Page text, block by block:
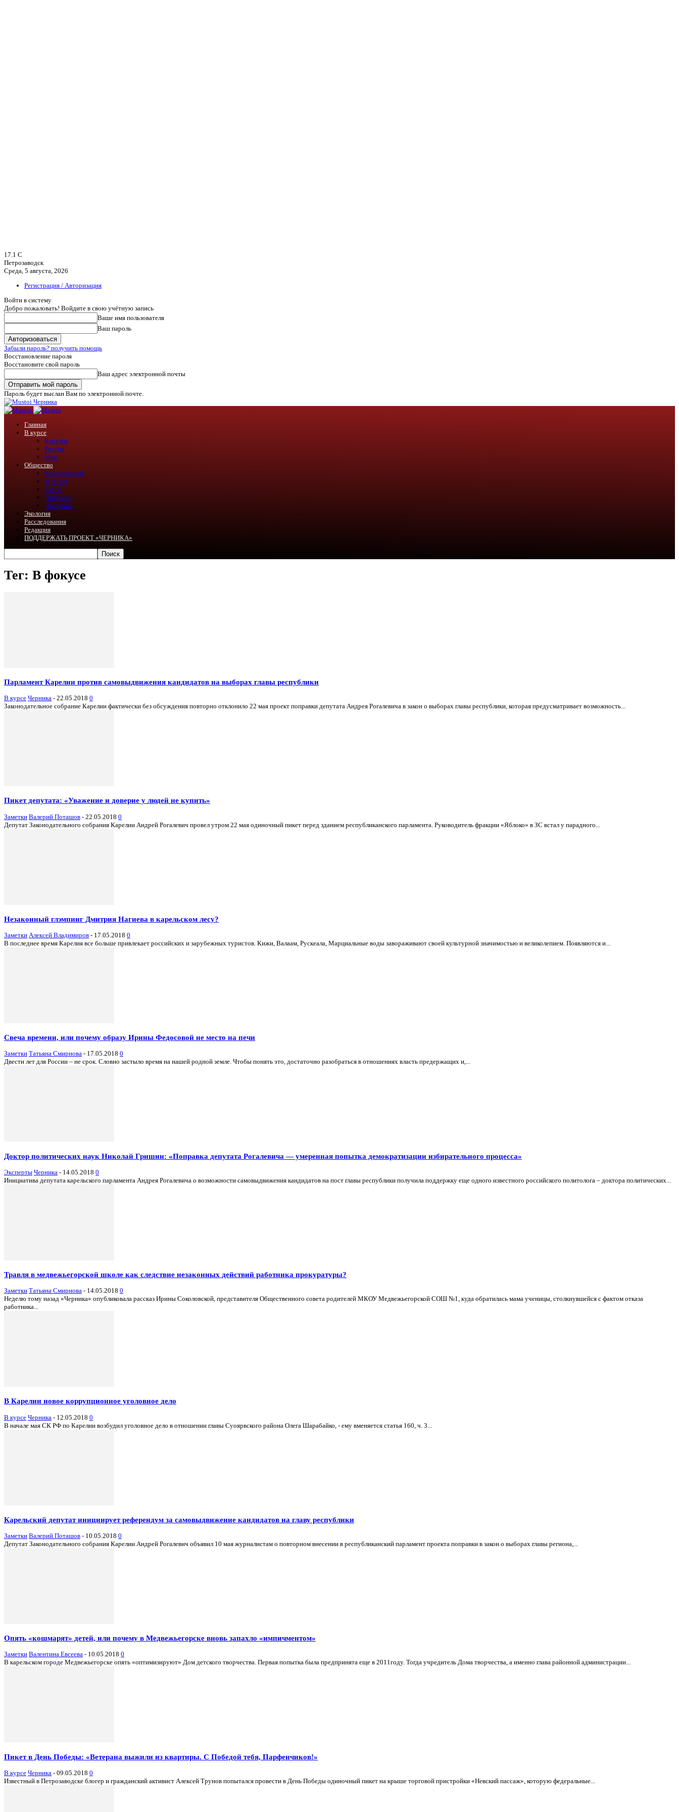
17.1 C
Петрозаводск
Среда, 5 августа, 2026
Регистрация / Авторизация
Войти в систему
Добро пожаловать! Войдите в свою учётную запись
Ваше имя пользователя
Ваш пароль
Забыли пароль? получить помощь
Восстановление пароля
Восстановите свой пароль
Ваш адрес электронной почты
Пароль будет выслан Вам по электронной почте.
Черника
Главная
В курсе
Карелия
Россия
Мир
Общество
Комментарии
Мнения
Блоги
Перепост
Эксперты
Экология
Расследования
Редакция
ПОДДЕРЖАТЬ ПРОЕКТ «ЧЕРНИКА»
Тег: В фокусе
Парламент Карелии против самовыдвижения кандидатов на выборах главы республики
В курсе Черника - 22.05.2018 0
Законодательное собрание Карелии фактически без обсуждения повторно отклонило 22 мая проект поправки депутата Андрея Рогалевича в закон о выборах главы республики, которая предусматривает возможность...
Пикет депутата: «Уважение и доверие у людей не купить»
Заметки Валерий Поташов - 22.05.2018 0
Депутат Законодательного собрания Карелии Андрей Рогалевич провел утром 22 мая одиночный пикет перед зданием республиканского парламента. Руководитель фракции «Яблоко» в ЗС встал у парадного...
Незаконный глэмпинг Дмитрия Нагиева в карельском лесу?
Заметки Алексей Владимиров - 17.05.2018 0
В последнее время Карелия все больше привлекает российских и зарубежных туристов. Кижи, Валаам, Рускеала, Марциальные воды завораживают своей культурной значимостью и великолепием. Появляются и...
Свеча времени, или почему образу Ирины Федосовой не место на печи
Заметки Татьяна Смирнова - 17.05.2018 0
Двести лет для России – не срок. Словно застыло время на нашей родной земле. Чтобы понять это, достаточно разобраться в отношениях власть предержащих и,...
Доктор политических наук Николай Гришин: «Поправка депутата Рогалевича — умеренная попытка демократизации избирательного процесса»
Эксперты Черника - 14.05.2018 0
Инициатива депутата карельского парламента Андрея Рогалевича о возможности самовыдвижения кандидатов на пост главы республики получила поддержку еще одного известного российского политолога – доктора политических...
Травля в медвежьегорской школе как следствие незаконных действий работника прокуратуры?
Заметки Татьяна Смирнова - 14.05.2018 0
Неделю тому назад «Черника» опубликовала рассказ Ирины Соколовской, представителя Общественного совета родителей МКОУ Медвежьегорской СОШ №1, куда обратилась мама ученицы, столкнувшейся с фактом отказа
работника...
В Карелии новое коррупционное уголовное дело
В курсе Черника - 12.05.2018 0
В начале мая СК РФ по Карелии возбудил уголовное дело в отношении главы Суоярвского района Олега Шарабайко, - ему вменяется статья 160, ч. 3...
Карельский депутат инициирует референдум за самовыдвижение кандидатов на главу республики
Заметки Валерий Поташов - 10.05.2018 0
Депутат Законодательного собрания Карелии Андрей Рогалевич объявил 10 мая журналистам о повторном внесении в республиканский парламент проекта поправки в закон о выборах главы региона,...
Опять «кошмарят» детей, или почему в Медвежьегорске вновь запахло «импичментом»
Заметки Валентина Евсеева - 10.05.2018 0
В карельском городе Медвежьегорске опять «оптимизируют» Дом детского творчества. Первая попытка была предпринята еще в 2011году. Тогда учредитель Дома творчества, а именно глава районной администрации...
Пикет в День Победы: «Ветерана выжили из квартиры. С Победой тебя, Парфенчиков!»
В курсе Черника - 09.05.2018 0
Известный в Петрозаводске блогер и гражданский активист Алексей Трунов попытался провести в День Победы одиночный пикет на крыше торговой пристройки «Невский пассаж», которую федеральные...